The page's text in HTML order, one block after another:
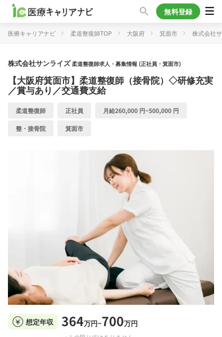
無料登録
医療キャリアナビ 柔道整復師TOP 大阪府 箕面市 株式会社
株式会社サンライズ柔道整復師求人・募集情報 (正社員・箕面市)
【大阪府箕面市】柔道整復師（接骨院）◇研修充実
／賞与あり／交通費支給
柔道整復師 正社員 月給260,000 円~500,000 円
整・接骨院 箕面市
想定年収 364万円~700万円